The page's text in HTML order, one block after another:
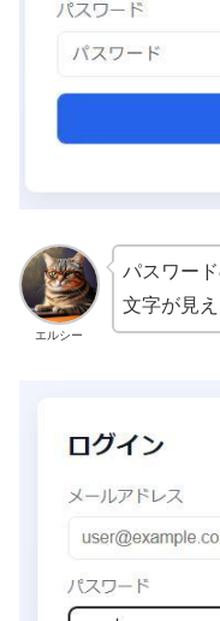
エルシー
パスワー
文字が見